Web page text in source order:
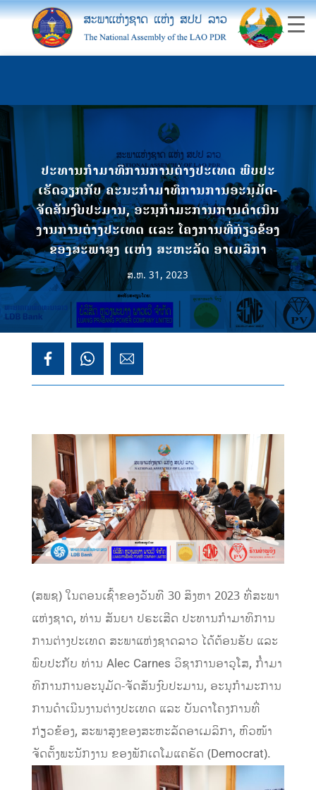
ປະທານກໍາມາທິການການຕ່າງປະເທດ ພົບປະ
ເຮັດວຽກກັບ ຄະນະກໍາມາທິການການອະນຸມັດ-
ຈັດສັນງົບປະມານ, ອະນຸກໍາມະການການດໍາເນີນ
ງານການຕ່າງປະເທດ ແລະ ໂຄງການທີ່ກ່ຽວຂ້ອງ
ຂອງສະພາສູງ ແຫ່ງ ສະຫະລັດ ອາເມລິກາ
ສ.ຫ. 31, 2023
(ສພຊ) ໃນຕອນເຊົ້າຂອງວັນທີ 30 ສິງຫາ 2023 ທີ່ສະພາ
ແຫ່ງຊາດ, ທ່ານ ສັນຍາ ປຣະເສີດ ປະທານກໍາມາທິການ
ການຕ່າງປະເທດ ສະພາແຫ່ງຊາດລາວ ໄດ້ຕ້ອນຮັບ ແລະ
ພົບປະກັບ ທ່ານ Alec Carnes ວິຊາການອາວຸໂສ, ກໍໍາມາ
ທິການການອະນຸມັດ-ຈັດສັນງົບປະມານ, ອະນຸກຳມະການ
ການດຳເນີນງານຕ່າງປະເທດ ແລະ ບັນດາໂຄງການທີ່
ກ່ຽວຂ້ອງ, ສະພາສູງຂອງສະຫະລັດອາເມລິກາ, ຫົວໜ້າ
ຈັດຕັ້ງພະນັກງານ ຂອງພັກເດໂມແຄຣັດ (Democrat).